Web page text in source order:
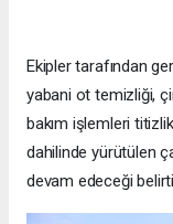
Ekipler tarafından
yabani ot temizliği,
bakım işlemleri
dahilinde yürütülen
devam edeceği